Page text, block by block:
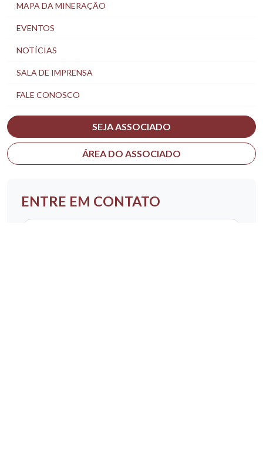
MAPA DA MINERAÇÃO
EVENTOS
NOTÍCIAS
SALA DE IMPRENSA
FALE CONOSCO
SEJA ASSOCIADO
ÁREA DO ASSOCIADO
ENTRE EM CONTATO
Nome